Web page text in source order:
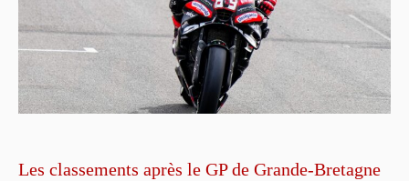
Les classements après le GP de Grande-Bretagne